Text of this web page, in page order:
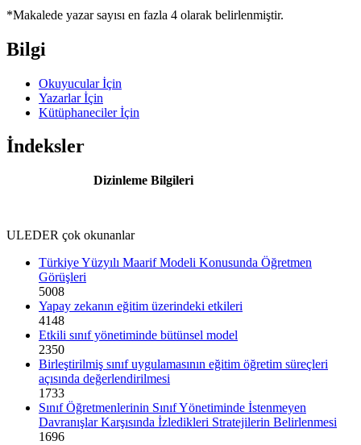
*Makalede yazar sayısı en fazla 4 olarak belirlenmiştir.
Bilgi
Okuyucular İçin
Yazarlar İçin
Kütüphaneciler İçin
İndeksler
Dizinleme Bilgileri
ULEDER çok okunanlar
Türkiye Yüzyılı Maarif Modeli Konusunda Öğretmen
Görüşleri
5008
Yapay zekanın eğitim üzerindeki etkileri
4148
Etkili sınıf yönetiminde bütünsel model
2350
Birleştirilmiş sınıf uygulamasının eğitim öğretim süreçleri
açısında değerlendirilmesi
1733
Sınıf Öğretmenlerinin Sınıf Yönetiminde İstenmeyen
Davranışlar Karşısında İzledikleri Stratejilerin Belirlenmesi
1696